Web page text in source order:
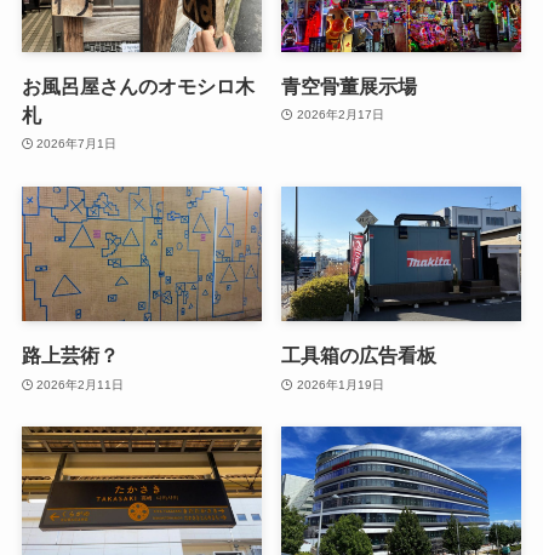
お風呂屋さんのオモシロ木
札
2026年7月1日
青空骨董展示場
2026年2月17日
路上芸術？
2026年2月11日
工具箱の広告看板
2026年1月19日